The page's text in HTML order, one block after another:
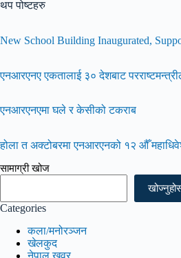
थप पोष्टहरु
New School Building Inaugurated,
एनआरएनए एकतालाई ३० देशबाट
एनआरएनएमा घले र केसीको टकराब
होला त अक्टोबरमा एनआरएनको १२ औँ
सामाग्री खोज
Categories
कला/मनोरञ्जन
खेलकुद
नेपाल खवर